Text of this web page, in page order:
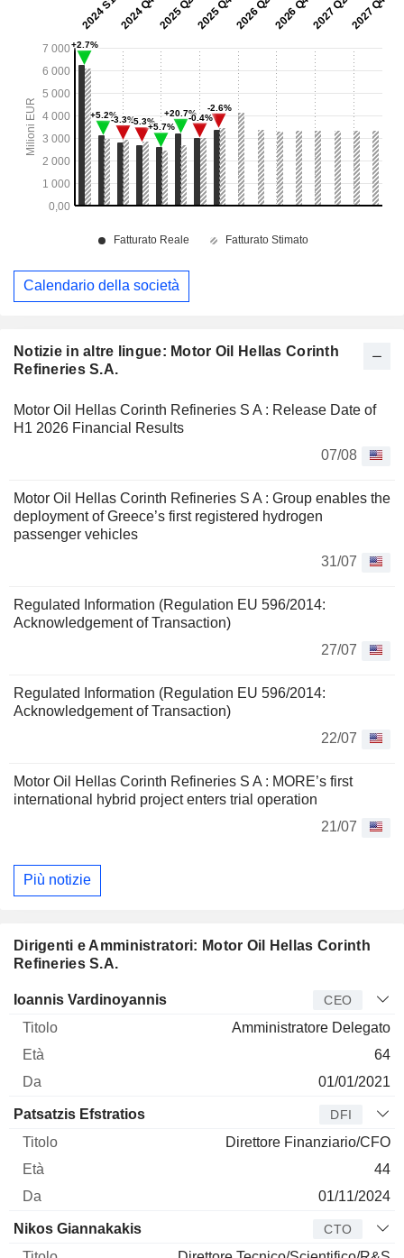
Notizie in altre lingue: Motor Oil Hellas Corinth
Refineries S.A.
Motor Oil Hellas Corinth Refineries S A : Release Date of
Η1 2026 Financial Results
07/08
Motor Oil Hellas Corinth Refineries S A : Group enables the
deployment of Greece’s first registered hydrogen
passenger vehicles
31/07
Regulated Information (Regulation EU 596/2014:
Acknowledgement of Transaction)
27/07
Regulated Information (Regulation EU 596/2014:
Acknowledgement of Transaction)
22/07
Motor Oil Hellas Corinth Refineries S A : MORE’s first
international hybrid project enters trial operation
21/07
Più notizie
Dirigenti e Amministratori: Motor Oil Hellas Corinth
Refineries S.A.
Manager Titolo Età Da
Ioannis Vardinoyannis CEO
Amministratore Delegato
64
01/01/2021
Patsatzis Efstratios DFI
Direttore Finanziario/CFO
44
01/11/2024
Nikos Giannakakis CTO
Calendario della società